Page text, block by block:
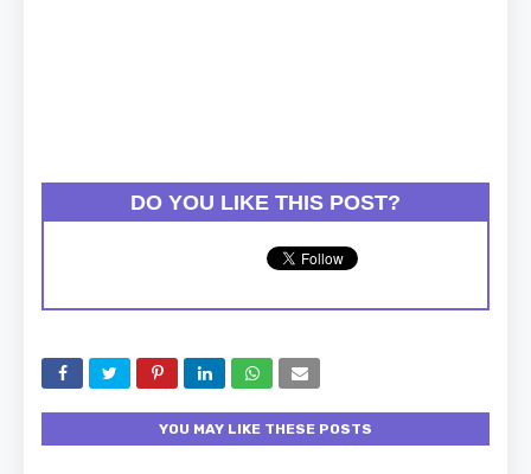
DO YOU LIKE THIS POST?
YOU MAY LIKE THESE POSTS